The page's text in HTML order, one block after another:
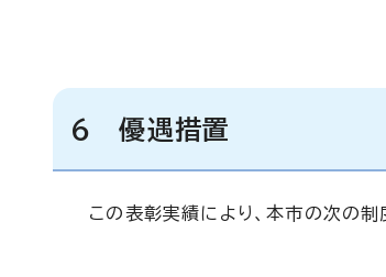
6 優遇措置
この表彰実績により、本市の次の制